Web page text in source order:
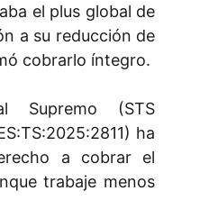
el plus global de
a su reducción de
cobrarlo íntegro.
(STS
ha
a cobrar el
trabaje menos